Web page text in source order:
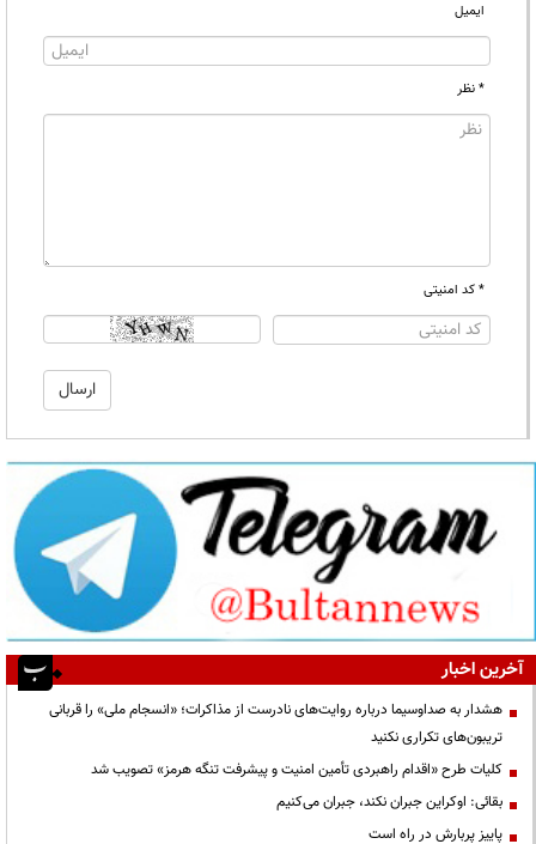
ایمیل
* نظر
* کد امنیتی
آخرین اخبار
هشدار به صداوسیما درباره روایت‌های نادرست از مذاکرات؛ «انسجام ملی» را قربانی
تریبون‌های تکراری نکنید
کلیات طرح «اقدام راهبردی تأمین امنیت و پیشرفت تنگه هرمز» تصویب شد
بقائی: اوکراین جبران نکند، جبران می‌کنیم
پاییز پربارش در راه است